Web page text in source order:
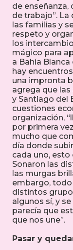
de
de trabajo”.
las familias y
respeto y
los
mágico para
a Bahía Blanca
hay
una impronta
agrega que
y Santiago del
cuestiones
organización,
por primera
mucho que
día donde
cada uno, esto
Sonaron las
las murgas
embargo,
distintos
algunos sí, y
parecía que
que nos une”.
Pasar y